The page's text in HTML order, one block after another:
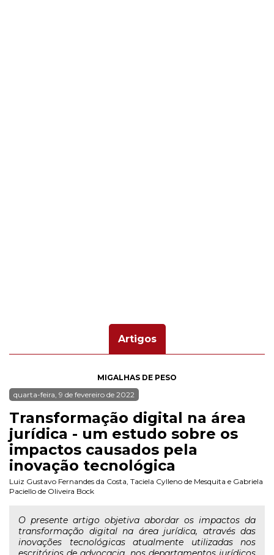
Artigos
MIGALHAS DE PESO
quarta-feira, 9 de fevereiro de 2022
Transformação digital na área
jurídica - um estudo sobre os
impactos causados pela
inovação tecnológica
Luiz Gustavo Fernandes da Costa Taciela Cylleno de Mesquita e Gabriela
Paciello de Oliveira Bock
O presente artigo objetiva abordar os impactos da
transformação digital na área jurídica, através das
inovações tecnológicas atualmente utilizadas nos